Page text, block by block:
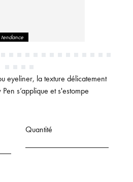
eyeliner, la texture délicatement
s’applique et s'estompe
Quantité